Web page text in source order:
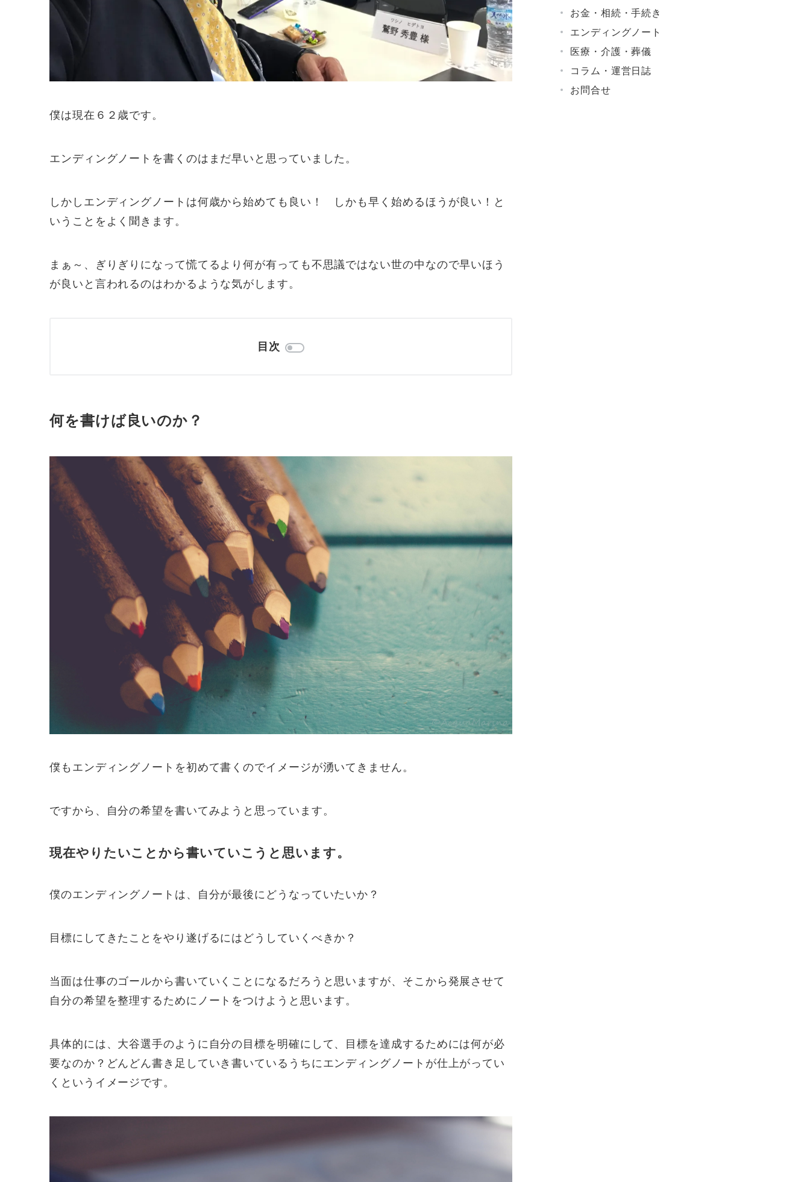
僕は現在６２歳です。
エンディングノートを書くのはまだ早いと思っていました。
しかしエンディングノートは何歳から始めても良い！ しかも早く始めるほうが良い！と
いうことをよく聞きます。
まぁ～、ぎりぎりになって慌てるより何が有っても不思議ではない世の中なので早いほう
が良いと言われるのはわかるような気がします。
目次
何を書けば良いのか？
僕もエンディングノートを初めて書くのでイメージが湧いてきません。
ですから、自分の希望を書いてみようと思っています。
現在やりたいことから書いていこうと思います。
僕のエンディングノートは、自分が最後にどうなっていたいか？
目標にしてきたことをやり遂げるにはどうしていくべきか？
当面は仕事のゴールから書いていくことになるだろうと思いますが、そこから発展させて
自分の希望を整理するためにノートをつけようと思います。
具体的には、大谷選手のように自分の目標を明確にして、目標を達成するためには何が必
要なのか？どんどん書き足していき書いているうちにエンディングノートが仕上がってい
くというイメージです。
お金・相続・手続き
エンディングノート
医療・介護・葬儀
コラム・運営日誌
お問合せ